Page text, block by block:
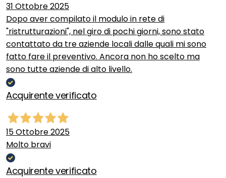
31 Ottobre 2025
Dopo aver compilato il modulo in rete di
"ristrutturazioni", nel giro di pochi giorni, sono stato
contattato da tre aziende locali dalle quali mi sono
fatto fare il preventivo. Ancora non ho scelto ma
sono tutte aziende di alto livello.
Acquirente verificato
15 Ottobre 2025
Molto bravi
Acquirente verificato